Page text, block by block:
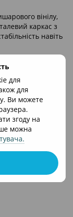
для
для
Ви можете
згоду на
можна
.
вінілу,
каркас з
навіть
насосом
воду
повних замін